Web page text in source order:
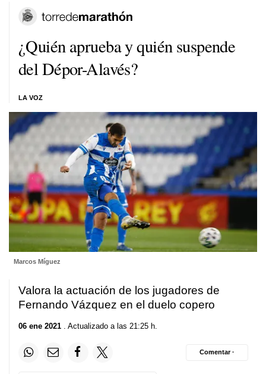
¿Quién aprueba y quién suspende
del Dépor-Alavés?
LA VOZ
Marcos Míguez
Valora la actuación de los jugadores de
Fernando Vázquez en el duelo copero
06 ene 2021 . Actualizado a las 21:25 h.
Comentar ·